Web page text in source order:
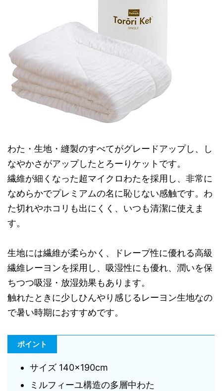
わた・生地・縫製のすべてがグレードアップし、し
なやかさがアップしたとろーりケットです。
繊維が細くなった超マイクロわたを採用し、非常に
なめらかでプレミアムの名に恥じない感触です。わ
た切れやホコリも出にくく、いつも清潔に使えま
す。
生地には繊維が柔らかく、ドレープ性に優れる高級
繊維レーヨンを採用し、吸湿性にも優れ、潤いを保
ちつつ吸湿・放湿効果もあります。
触れたときに少しひんやり感じるレーヨン生地なの
で暑い時期におすすめです。
ポイント
サイズ 140×190cm
ミルフィーユ構造の多層中わた